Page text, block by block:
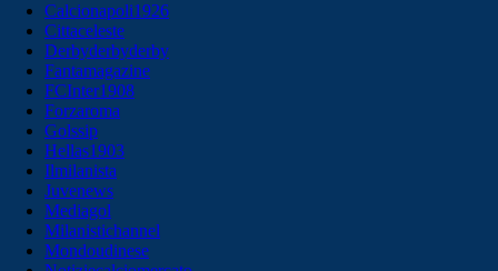
Calcionapoli1926
Cittaceleste
Derbyderbyderby
Fantamagazine
FCInter1908
Forzaroma
Golssip
Hellas1903
Ilmilanista
Juvenews
Mediagol
Milanistichannel
Mondoudinese